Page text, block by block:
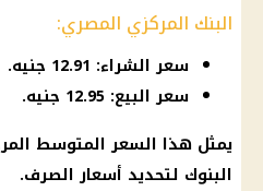
البنك المركزي المصري:
سعر الشراء: 12.91 جنيه.
سعر البيع: 12.95 جنيه.
يمثل هذا السعر المتوسط
البنوك لتحديد أسعار الصرف.